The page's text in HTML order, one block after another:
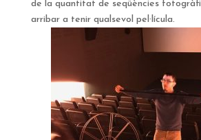
de la quantitat de seqüències
arribar a tenir qualsevol pel·lícula.